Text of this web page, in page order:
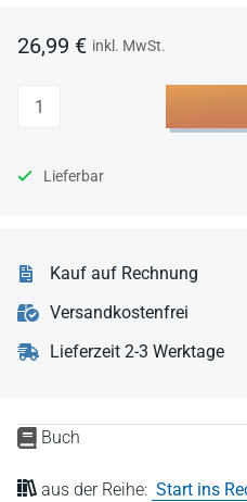
Buch
aus der Reihe: Start ins
26,99 € inkl. MwSt.
Anzahl In
Lieferbar
Kauf auf Rechnung
Versandkostenfrei
Lieferzeit 2-3 Werktage